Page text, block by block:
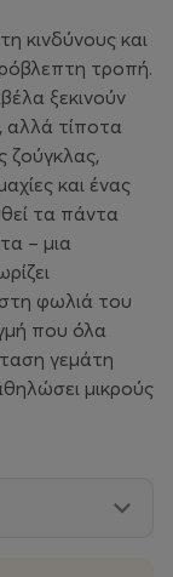
κινδύνους και
τροπή.
ξεκινούν
αλλά τίποτα
ζούγκλας,
και ένας
τα πάντα
– μια
στη φωλιά του
που όλα
γεμάτη
μικρούς